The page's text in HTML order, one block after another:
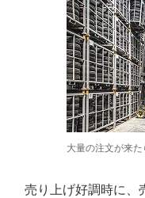
大量の注文が来
売り上げ好調時に、